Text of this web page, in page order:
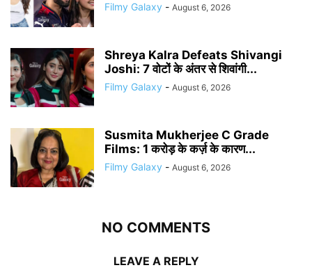
Filmy Galaxy - August 6, 2026
Shreya Kalra Defeats Shivangi
Joshi: 7 वोटों के अंतर से शिवांगी...
Filmy Galaxy - August 6, 2026
Susmita Mukherjee C Grade
Films: 1 करोड़ के कर्ज़ के कारण...
Filmy Galaxy - August 6, 2026
NO COMMENTS
LEAVE A REPLY